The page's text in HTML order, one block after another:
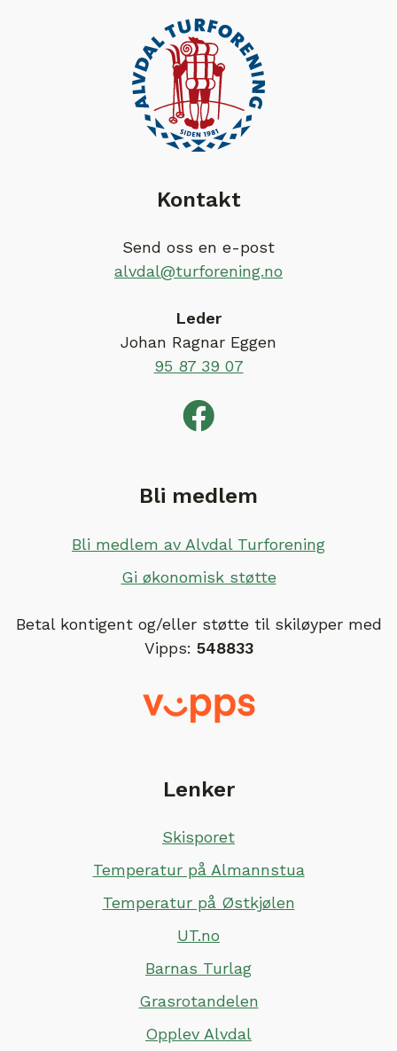
Kontakt
Send oss en e-post
alvdal@turforening.no
Leder
Johan Ragnar Eggen
95 87 39 07
Bli medlem
Bli medlem av Alvdal Turforening
Gi økonomisk støtte
Betal kontigent og/eller støtte til skiløyper med
Vipps: 548833
Lenker
Skisporet
Temperatur på Almannstua
Temperatur på Østkjølen
UT.no
Barnas Turlag
Grasrotandelen
Opplev Alvdal